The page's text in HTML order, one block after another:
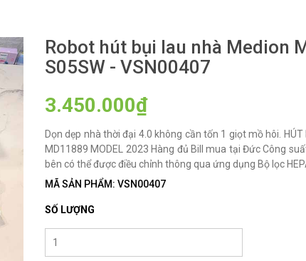
Robot hút bụi lau nhà Medion
S05SW - VSN00407
3.450.000₫
Dọn dẹp nhà thời đại 4.0 không cần tốn 1 giọt mồ hôi. HÚT
MD11889 MODEL 2023 Hàng đủ Bill mua tại Đức Công
bên có thể được điều chỉnh thông qua ứng dụng Bộ lọc
MÃ SẢN PHẨM: VSN00407
SỐ LƯỢNG